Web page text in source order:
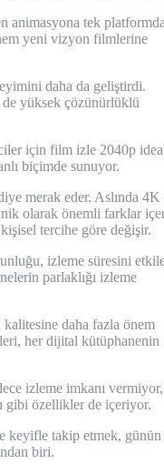
animasyona tek
yeni vizyon filmlerine
daha da geliştirdi.
de yüksek çözünürlüklü
için film izle 2040p
biçimde sunuyor.
merak eder. Aslında 4K
olarak önemli farklar
tercihe göre değişir.
izleme süresini
parlaklığı izleme
daha fazla önem
her dijital kütüphanenin
izleme imkanı vermiyor,
gibi özellikler de içeriyor.
keyifle takip etmek, günün
biri.